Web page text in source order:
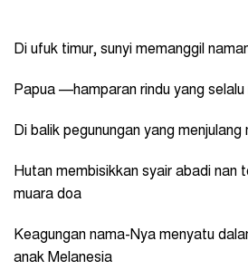
Di ufuk timur, sunyi memanggil
Papua —hamparan rindu yang
Di balik pegunungan yang
Hutan membisikkan syair abadi nan
muara doa
Keagungan nama-Nya menyatu
anak Melanesia